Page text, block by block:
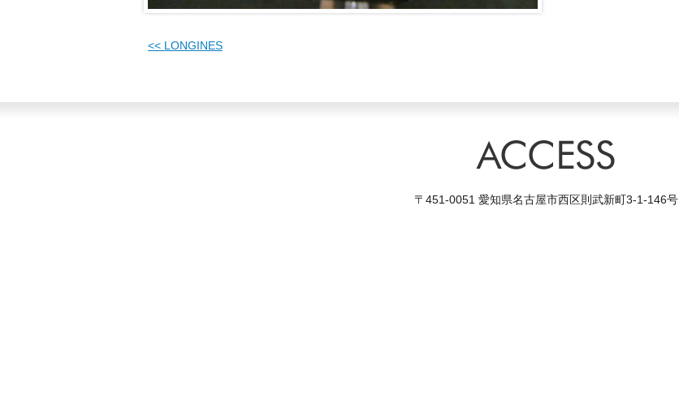
<< LONGINES
〒451-0051 愛知県名古屋市西区則武新町3-1-146号